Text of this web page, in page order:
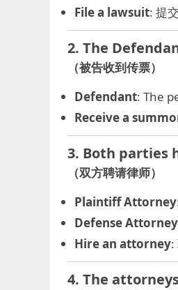
File a lawsuit: 提
2. The
（被告收到传票）
Defendant: The
Receive a
3. Both parties
（双方聘请律师）
Plaintiff Attorney
Defense Attorney
Hire an attorney:
4. The